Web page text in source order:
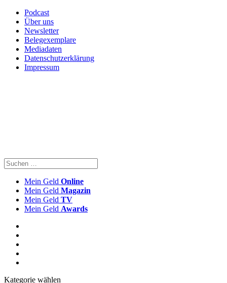
Podcast
Über uns
Newsletter
Belegexemplare
Mediadaten
Datenschutzerklärung
Impressum
Mein Geld Online
Mein Geld Magazin
Mein Geld TV
Mein Geld Awards
Kategorie wählen